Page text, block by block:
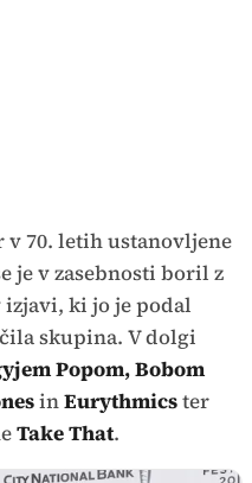
v 70. letih ustanovljene
je v zasebnosti boril z
ki jo je podal
skupina. V dolgi
Popom, Bobom
inEurythmicster
Take That.